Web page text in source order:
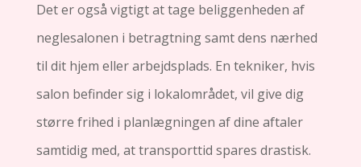
Det er også vigtigt at tage beliggenheden af ​​
neglesalonen i betragtning samt dens nærhed
til dit hjem eller arbejdsplads. En tekniker, hvis
salon befinder sig i lokalområdet, vil give dig
større frihed i planlægningen af ​​dine aftaler
samtidig med, at transporttid spares drastisk.